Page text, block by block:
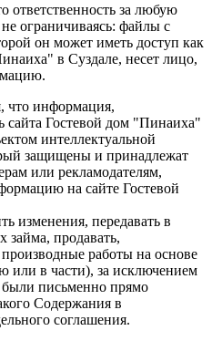
ответственность за любую
ограничиваясь: файлы с
он может иметь доступ как
в Суздале, несет лицо,
что информация,
сайта Гостевой дом "Пинаиха"
интеллектуальной
защищены и принадлежат
или рекламодателям,
на сайте Гостевой
изменения, передавать в
займа, продавать,
производные работы на основе
или в части), за исключением
были письменно прямо
Содержания в
соглашения.